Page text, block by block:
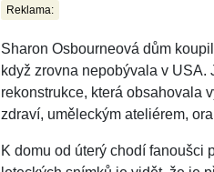
Reklama:
Sharon Osbourneová dům
když zrovna nepobývala v USA.
rekonstrukce, která obsahovala
zdraví, uměleckým ateliérem,
K domu od úterý chodí fanoušci